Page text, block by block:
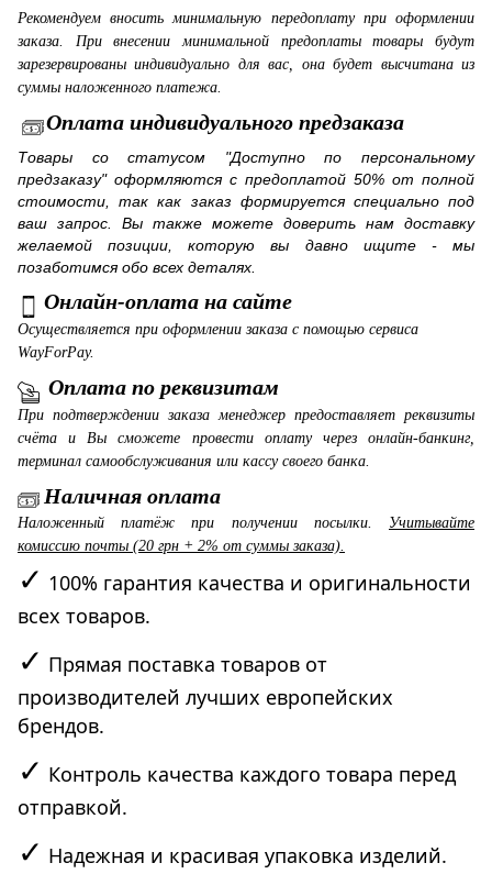
Рекомендуем вносить минимальную передоплату при оформлении
заказа. При внесении минимальной предоплаты товары будут
зарезервированы индивидуально для вас, она будет высчитана из
суммы наложенного платежа.
Оплата индивидуального предзаказа
Товары со статусом "Доступно по персональному
предзаказу" оформляются с предоплатой 50% от полной
стоимости, так как заказ формируется специально под
ваш запрос. Вы также можете доверить нам доставку
желаемой позиции, которую вы давно ищите - мы
позаботимся обо всех деталях.
Онлайн-оплата на сайте
Осуществляется при оформлении заказа с помощью сервиса
WayForPay.
Оплата по реквизитам
При подтверждении заказа менеджер предоставляет реквизиты
счёта и Вы сможете провести оплату через онлайн-банкинг,
терминал самообслуживания или кассу своего банка.
Наличная оплата
Наложенный платёж при получении посылки. Учитывайте
комиссию почты (20 грн + 2% от суммы заказа).
✓ 100% гарантия качества и оригинальности
всех товаров.
✓ Прямая поставка товаров от
производителей лучших европейских
брендов.
✓ Контроль качества каждого товара перед
отправкой.
✓ Надежная и красивая упаковка изделий.